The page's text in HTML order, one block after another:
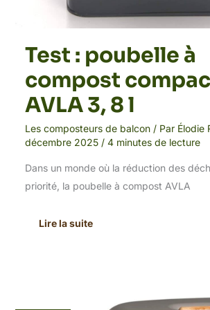
Test : poubelle à
compost
AVLA 3, 8 l
Les composteurs de balcon/ Par Élodie
décembre 2025 / 4 minutes de lecture
Dans un monde où la réduction des
priorité, la poubelle à compost AVLA
Lire la suite